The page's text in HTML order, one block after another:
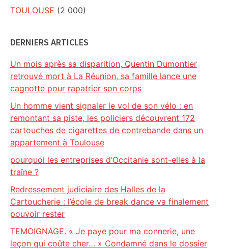
TOULOUSE (2 000)
DERNIERS ARTICLES
Un mois après sa disparition, Quentin Dumontier
retrouvé mort à La Réunion, sa famille lance une
cagnotte pour rapatrier son corps
Un homme vient signaler le vol de son vélo : en
remontant sa piste, les policiers découvrent 172
cartouches de cigarettes de contrebande dans un
appartement à Toulouse
pourquoi les entreprises d’Occitanie sont-elles à la
traîne ?
Redressement judiciaire des Halles de la
Cartoucherie : l’école de break dance va finalement
pouvoir rester
TEMOIGNAGE. « Je paye pour ma connerie, une
leçon qui coûte cher… » Condamné dans le dossier